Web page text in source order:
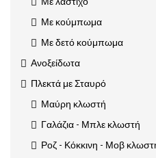
Με κούμπωμα
Με δετό κούμπωμα
Ανοξείδωτα
Πλεκτά με Σταυρό
Μαύρη κλωστή
Γαλάζια - Μπλε κλωστή
Ροζ - Κόκκινη - Μοβ